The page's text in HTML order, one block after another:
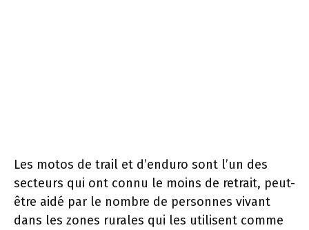
Les motos de trail et d’enduro sont l’un des
secteurs qui ont connu le moins de retrait, peut-
être aidé par le nombre de personnes vivant
dans les zones rurales qui les utilisent comme